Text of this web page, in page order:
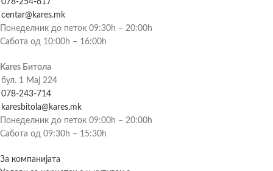
078-254-617
centar@kares.mk
Понеделник до петок 09:30h – 20:00h
Сабота од 10:00h – 16:00h
Kares Битола
бул. 1 Мај 224
078-243-714
karesbitola@kares.mk
Понеделник до петок 09:00h – 20:00h
Сабота од 09:30h – 15:30h
За компанијата